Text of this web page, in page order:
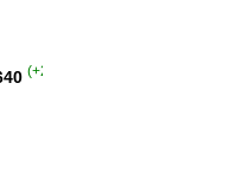
(+2)